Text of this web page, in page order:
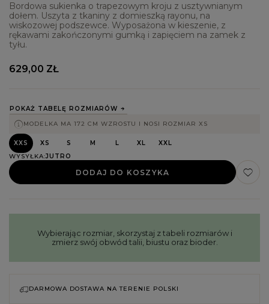
Bordowa sukienka o trapezowym kroju z usztywnianym
dołem. Uszyta z tkaniny z domieszką rayonu, na
wiskozowej podszewce. Wyposażona w kieszenie, z
rękawami zakończonymi gumką i zapięciem na zamek z
tyłu.
POKAŻ TABELĘ ROZMIARÓW
MODELKA MA 172 CM WZROSTU I NOSI ROZMIAR XS
XXS XS S M L XL
XXL
WYSYŁKA JUTRO
DODAJ DO KOSZYKA
Wybierając rozmiar, skorzystaj z tabeli rozmiarów i
zmierz swój obwód talii, biustu oraz bioder.
629,00 ZŁ
DARMOWA DOSTAWA NA TERENIE POLSKI